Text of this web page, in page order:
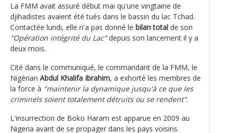
La FMM avait assuré début mai qu'une vingtaine de
djihadistes avaient été tués dans le bassin du lac Tchad.
Contactée lundi, elle n'a pas donné le bilan total de son
"Opération intégrité du Lac"depuis son lancement il y a
deux mois.
Cité dans le communiqué, le commandant de la FMM, le
Nigérian Abdul Khalifa Ibrahim, a exhorté les membres de
la force à "maintenir la dynamique jusqu'à ce que les
criminels soient totalement détruits ou se rendent".
L'insurrection de Boko Haram est apparue en 2009 au
Nigeria avant de se propager dans les pays voisins.